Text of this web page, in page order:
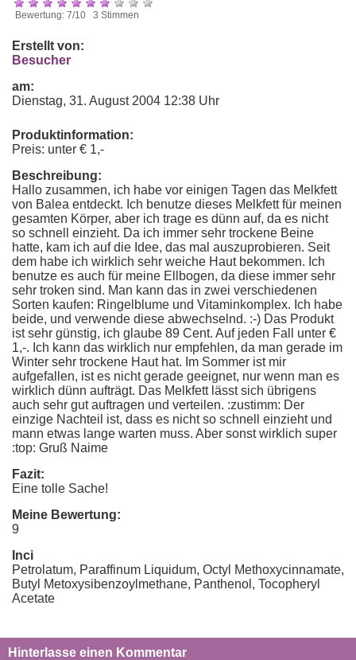
Bewertung: 7/10 3 Stimmen
Erstellt von:
Besucher
am:
Dienstag, 31. August 2004 12:38 Uhr
Produktinformation:
Preis: unter € 1,-
Beschreibung:
Hallo zusammen, ich habe vor einigen Tagen das Melkfett
von Balea entdeckt. Ich benutze dieses Melkfett für meinen
gesamten Körper, aber ich trage es dünn auf, da es nicht
so schnell einzieht. Da ich immer sehr trockene Beine
hatte, kam ich auf die Idee, das mal auszuprobieren. Seit
dem habe ich wirklich sehr weiche Haut bekommen. Ich
benutze es auch für meine Ellbogen, da diese immer sehr
sehr troken sind. Man kann das in zwei verschiedenen
Sorten kaufen: Ringelblume und Vitaminkomplex. Ich habe
beide, und verwende diese abwechselnd. :-) Das Produkt
ist sehr günstig, ich glaube 89 Cent. Auf jeden Fall unter €
1,-. Ich kann das wirklich nur empfehlen, da man gerade im
Winter sehr trockene Haut hat. Im Sommer ist mir
aufgefallen, ist es nicht gerade geeignet, nur wenn man es
wirklich dünn aufträgt. Das Melkfett lässt sich übrigens
auch sehr gut auftragen und verteilen. :zustimm: Der
einzige Nachteil ist, dass es nicht so schnell einzieht und
mann etwas lange warten muss. Aber sonst wirklich super
:top: Gruß Naime
Fazit:
Eine tolle Sache!
Meine Bewertung:
9
Inci
Petrolatum, Paraffinum Liquidum, Octyl Methoxycinnamate,
Butyl Metoxysibenzoylmethane, Panthenol, Tocopheryl
Acetate
Hinterlasse einen Kommentar